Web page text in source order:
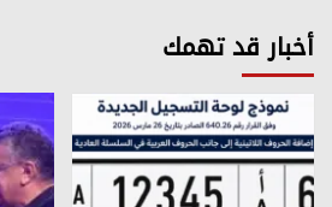
أخبار قد تهمك